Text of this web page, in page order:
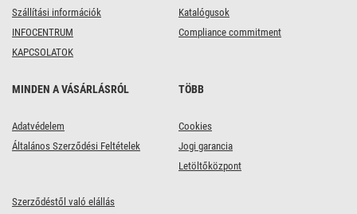
Szállítási információk
INFOCENTRUM
KAPCSOLATOK
Katalógusok
Compliance commitment
MINDEN A VÁSÁRLÁSRÓL
Adatvédelem
Általános Szerződési Feltételek
TÖBB
Cookies
Jogi garancia
Letöltőközpont
Szerződéstől való elállás